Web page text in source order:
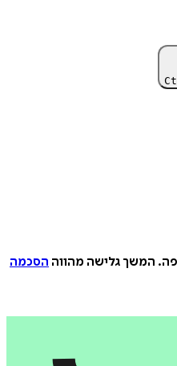
המשך גלישה מהווה הסכמה